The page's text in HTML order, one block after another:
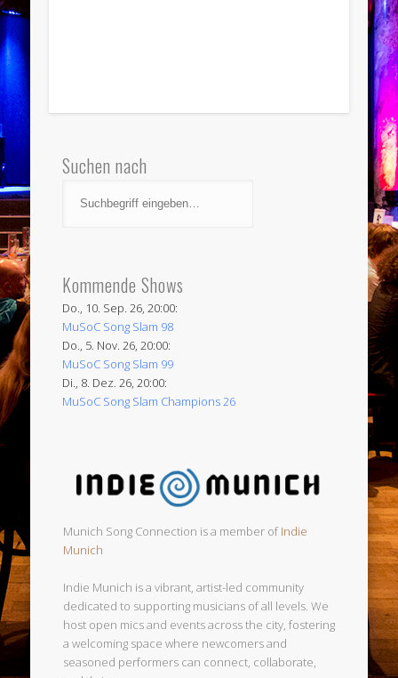
Suchen nach
Kommende Shows
Do., 10. Sep. 26, 20:00:
MuSoC Song Slam 98
Do., 5. Nov. 26, 20:00:
MuSoC Song Slam 99
Di., 8. Dez. 26, 20:00:
MuSoC Song Slam Champions 26
Munich Song Connection is a member ofIndie
Munich
Indie Munich is a vibrant, artist-led community
dedicated to supporting musicians of all levels. We
host open mics and events across the city, fostering
a welcoming space where newcomers and
seasoned performers can connect, collaborate,